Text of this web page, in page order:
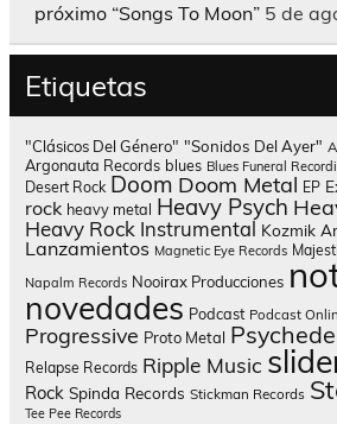
próximo “Songs To Moon” 5 de
Etiquetas
"Clásicos Del Género" "Sonidos Del Ayer"
Argonauta Records blues Blues Funeral
Desert Rock Doom Doom Metal EP
rock heavy metal Heavy Psych
Heavy Rock Instrumental Kozmik
Lanzamientos Magnetic Eye Records
Napalm Records Nooirax Producciones
novedades Podcast Podcast
Progressive Proto Metal
Relapse Records Ripple Music
Rock Spinda Records Stickman Records
Tee Pee Records